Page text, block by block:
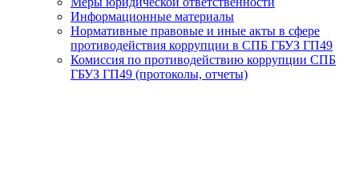
Информационные материалы
Нормативные правовые и иные акты в сфере
противодействия коррупции в СПБ ГБУЗ ГП49
Комиссия по противодействию коррупции СПБ
ГБУЗ ГП49 (протоколы, отчеты)